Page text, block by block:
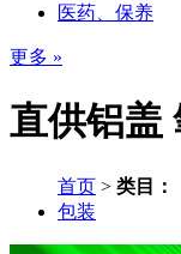
医药、保养
更多 »
直供铝盖
首页 > 类目：
包装